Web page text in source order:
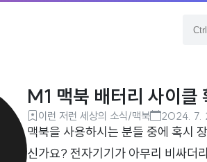
M1 맥북 배터리 사이클
이런 저런 세상의 소식/맥북 2024. 7.
맥북을 사용하시는 분들 중에 혹시
신가요? 전자기기가 아무리 비싸더